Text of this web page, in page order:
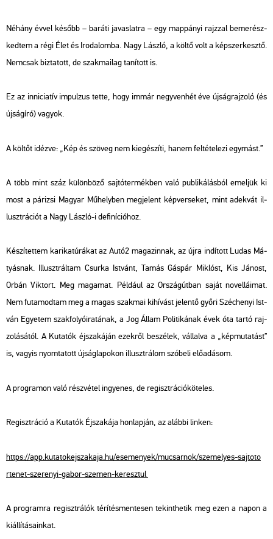
Né­hány évvel ké­sőbb – ba­rá­ti ja­vas­lat­ra – egy map­pá­nyi rajz­zal be­me­rész­
ked­tem a régi Élet és Iro­da­lom­ba. Nagy Lász­ló, a költő volt a kép­szer­kesz­tő.
Nem­csak biz­ta­tott, de szak­ma­i­lag ta­ní­tott is.
Ez az in­ni­ci­a­tív im­pul­zus tette, hogy immár negy­ven­hét éve új­ság­raj­zo­ló (és
új­ság­író) va­gyok.
A köl­tőt idéz­ve: „Kép és szö­veg nem ki­egé­szí­ti, hanem fel­té­te­le­zi egy­mást.”
A több mint száz kü­lön­bö­ző saj­tó­ter­mék­ben való pub­li­ká­lás­ból emel­jük ki
most a pá­ri­zsi Ma­gyar Mű­hely­ben meg­je­lent kép­ver­se­ket, mint adek­vát il­
luszt­rá­ci­ót a Nagy Lász­ló-i de­fi­ní­ci­ó­hoz.
Ké­szí­tet­tem ka­ri­ka­tú­rá­kat az Autó2 ma­ga­zin­nak, az újra in­dí­tott Ludas Má­
tyás­nak. Il­luszt­rál­tam Csur­ka Ist­vánt, Tamás Gás­pár Mik­lóst, Kis Já­nost,
Orbán Vik­tort. Meg ma­ga­mat. Pél­dá­ul az Or­szág­út­ban saját no­vel­lá­i­mat.
Nem fu­ta­mod­tam meg a magas szak­mai ki­hí­vást je­len­tő győri Szé­che­nyi Ist­
ván Egye­tem szak­fo­lyó­ira­tá­nak, a Jog Állam Po­li­ti­ká­nak évek óta tartó raj­
zo­lá­sá­tól. A Ku­ta­tók éj­sza­ká­ján ezek­ről be­szé­lek, vál­lal­va a „kép­mu­ta­tást”
is, vagy­is nyom­ta­tott új­ság­la­po­kon il­luszt­rá­lom szó­be­li elő­adá­som.
A prog­ra­mon való rész­vé­tel in­gye­nes, de re­giszt­rá­ció­kö­te­les.
Re­giszt­rá­ció a Ku­ta­tók Éj­sza­ká­ja hon­lap­ján, az aláb­bi lin­ken:
https://​app.​kut​atok​ejsz​akaj​a.​hu/​ese­me­nyek/​mu­csar­nok/​sze­me­lyes-​saj​toto​
rten​et-​sze­re­nyi-​gabor-​sze­men-​ke­resz­tul
A prog­ram­ra re­giszt­rá­lók té­rí­tés­men­te­sen te­kint­he­tik meg ezen a napon a
ki­ál­lí­tá­sa­in­kat.